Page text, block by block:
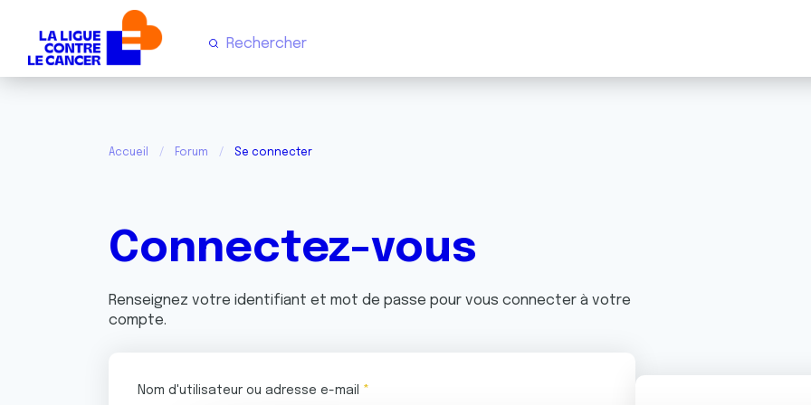
Accueil Forum Se connecter
Connectez-vous
Renseignez votre identifiant et mot de passe pour vous connecter à votre
compte.
Nom d'utilisateur ou adresse e-mail